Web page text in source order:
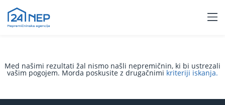
Med našimi rezultati žal nismo našli nepremičnin, ki bi ustrezali
vašim pogojem. Morda poskusite z drugačnimi kriteriji iskanja.